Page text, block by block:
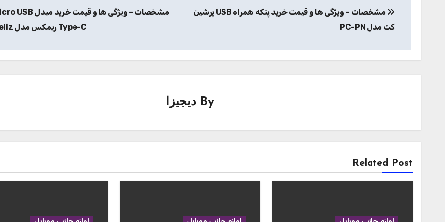
نوشته
مشخصات – ویژگی ها و قیمت خرید پنکه همراه USB پرشین
کت مدل PC-PN
Type-C ریمکس مدل feliz
By دیجیزا
Related Post